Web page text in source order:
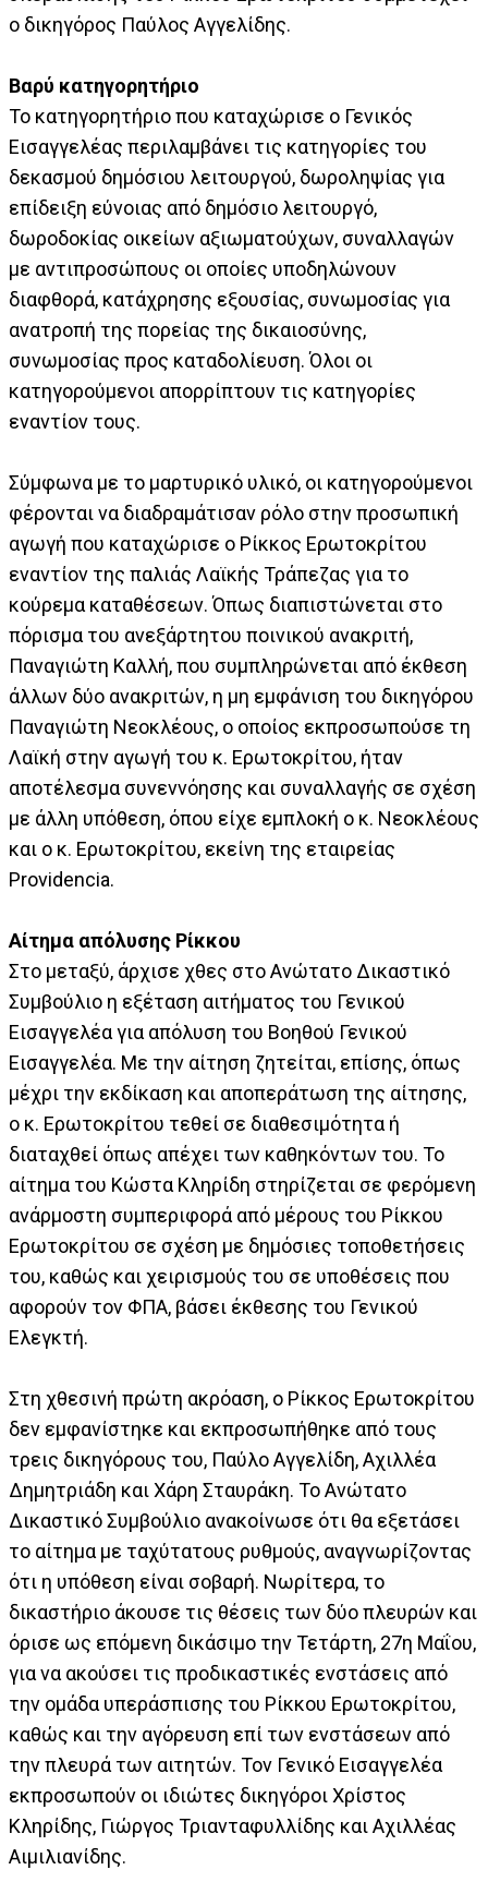
ο δικηγόρος Παύλος Αγγελίδης.
Βαρύ κατηγορητήριο
Το κατηγορητήριο που καταχώρισε ο Γενικός
Εισαγγελέας περιλαμβάνει τις κατηγορίες του
δεκασμού δημόσιου λειτουργού, δωροληψίας για
επίδειξη εύνοιας από δημόσιο λειτουργό,
δωροδοκίας οικείων αξιωματούχων, συναλλαγών
με αντιπροσώπους οι οποίες υποδηλώνουν
διαφθορά, κατάχρησης εξουσίας, συνωμοσίας για
ανατροπή της πορείας της δικαιοσύνης,
συνωμοσίας προς καταδολίευση. Όλοι οι
κατηγορούμενοι απορρίπτουν τις κατηγορίες
εναντίον τους.
Σύμφωνα με το μαρτυρικό υλικό, οι κατηγορούμενοι
φέρονται να διαδραμάτισαν ρόλο στην προσωπική
αγωγή που καταχώρισε ο Ρίκκος Ερωτοκρίτου
εναντίον της παλιάς Λαϊκής Τράπεζας για το
κούρεμα καταθέσεων. Όπως διαπιστώνεται στο
πόρισμα του ανεξάρτητου ποινικού ανακριτή,
Παναγιώτη Καλλή, που συμπληρώνεται από έκθεση
άλλων δύο ανακριτών, η μη εμφάνιση του δικηγόρου
Παναγιώτη Νεοκλέους, ο οποίος εκπροσωπούσε τη
Λαϊκή στην αγωγή του κ. Ερωτοκρίτου, ήταν
αποτέλεσμα συνεννόησης και συναλλαγής σε σχέση
με άλλη υπόθεση, όπου είχε εμπλοκή ο κ. Νεοκλέους
και ο κ. Ερωτοκρίτου, εκείνη της εταιρείας
Providencia.
Αίτημα απόλυσης Ρίκκου
Στο μεταξύ, άρχισε χθες στο Ανώτατο Δικαστικό
Συμβούλιο η εξέταση αιτήματος του Γενικού
Εισαγγελέα για απόλυση του Βοηθού Γενικού
Εισαγγελέα. Με την αίτηση ζητείται, επίσης, όπως
μέχρι την εκδίκαση και αποπεράτωση της αίτησης,
ο κ. Ερωτοκρίτου τεθεί σε διαθεσιμότητα ή
διαταχθεί όπως απέχει των καθηκόντων του. Το
αίτημα του Κώστα Κληρίδη στηρίζεται σε φερόμενη
ανάρμοστη συμπεριφορά από μέρους του Ρίκκου
Ερωτοκρίτου σε σχέση με δημόσιες τοποθετήσεις
του, καθώς και χειρισμούς του σε υποθέσεις που
αφορούν τον ΦΠΑ, βάσει έκθεσης του Γενικού
Ελεγκτή.
Στη χθεσινή πρώτη ακρόαση, ο Ρίκκος Ερωτοκρίτου
δεν εμφανίστηκε και εκπροσωπήθηκε από τους
τρεις δικηγόρους του, Παύλο Αγγελίδη, Αχιλλέα
Δημητριάδη και Χάρη Σταυράκη. Το Ανώτατο
Δικαστικό Συμβούλιο ανακοίνωσε ότι θα εξετάσει
το αίτημα με ταχύτατους ρυθμούς, αναγνωρίζοντας
ότι η υπόθεση είναι σοβαρή. Νωρίτερα, το
δικαστήριο άκουσε τις θέσεις των δύο πλευρών και
όρισε ως επόμενη δικάσιμο την Τετάρτη, 27η Μαΐου,
για να ακούσει τις προδικαστικές ενστάσεις από
την ομάδα υπεράσπισης του Ρίκκου Ερωτοκρίτου,
καθώς και την αγόρευση επί των ενστάσεων από
την πλευρά των αιτητών. Τον Γενικό Εισαγγελέα
εκπροσωπούν οι ιδιώτες δικηγόροι Χρίστος
Κληρίδης, Γιώργος Τριανταφυλλίδης και Αχιλλέας
Αιμιλιανίδης.